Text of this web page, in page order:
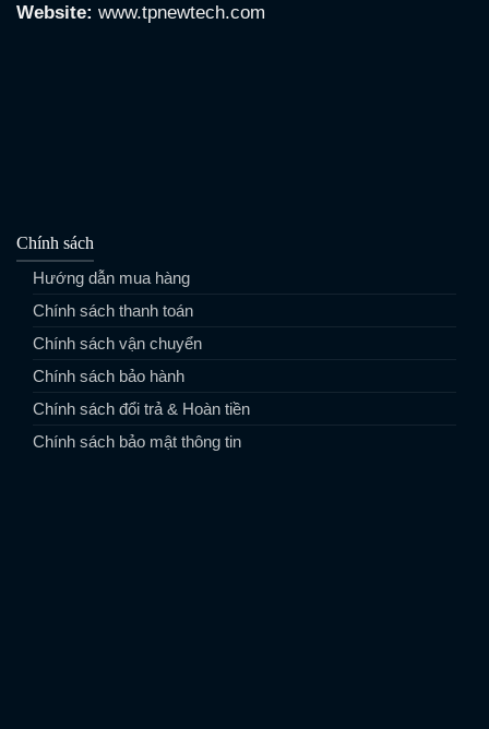
Website: www.tpnewtech.com
Chính sách
Hướng dẫn mua hàng
Chính sách thanh toán
Chính sách vận chuyển
Chính sách bảo hành
Chính sách đổi trả & Hoàn tiền
Chính sách bảo mật thông tin